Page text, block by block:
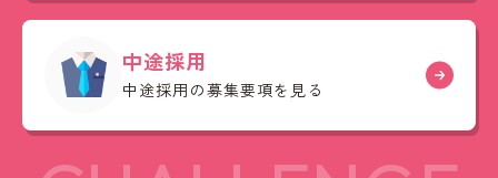
中途採用
中途採用の募集要項を見る